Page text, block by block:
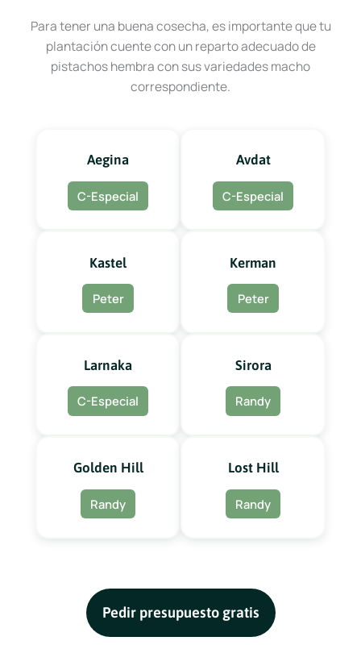
Para tener una buena cosecha, es importante que tu
plantación cuente con un reparto adecuado de
pistachos hembra con sus variedades macho
correspondiente.
Aegina
C-Especial
Avdat
C-Especial
Kastel
Peter
Kerman
Peter
Larnaka
C-Especial
Sirora
Randy
Golden Hill
Randy
Lost Hill
Randy
Pedir presupuesto gratis